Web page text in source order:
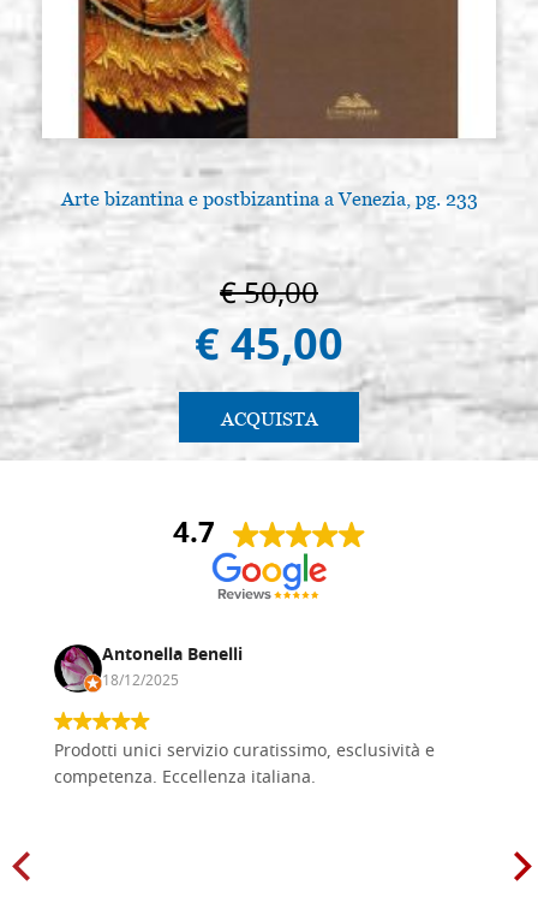
Arte bizantina e postbizantina a Venezia, pg. 233
€ 50,00
€ 45,00
ACQUISTA
4.7
Antonella Benelli
18/12/2025
Prodotti unici servizio curatissimo, esclusività e
competenza. Eccellenza italiana.